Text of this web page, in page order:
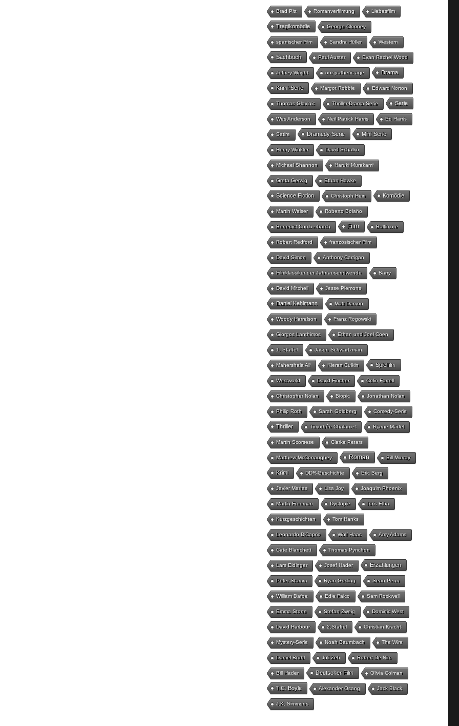
Brad Pitt Romanverfilmung Liebesfilm
Tragikomödie George Clooney
spanischer Film Sandra Hüller Western
Sachbuch Paul Auster Evan Rachel Wood
Jeffrey Wright our pathetic age Drama
Krimi-Serie Margot Robbie Edward Norton
Thomas Glavinic Thriller-Drama Serie Serie
Wes Anderson Neil Patrick Harris Ed Harris
Satire Dramedy-Serie Mini-Serie
Henry Winkler David Schalko
Michael Shannon Haruki Murakami
Greta Gerwig Ethan Hawke
Science Fiction Christoph Hein Komödie
Martin Walser Roberto Bolaño
Benedict Cumberbatch Film Baltimore
Robert Redford französischer Film
David Simon Anthony Carrigan
Filmklassiker der Jahrtausendwende Barry
David Mitchell Jesse Plemons
Daniel Kehlmann Matt Damon
Woody Harrelson Franz Rogowski
Giorgos Lanthimos Ethan und Joel Coen
1. Staffel Jason Schwartzman
Mahershala Ali Kieran Culkin Spielfilm
Westworld David Fincher Colin Farrell
Christopher Nolan Biopic Jonathan Nolan
Philip Roth Sarah Goldberg Comedy-Serie
Thriller Timothée Chalamet Bjarne Mädel
Martin Scorsese Clarke Peters
Matthew McConaughey Roman Bill Murray
Krimi DDR-Geschichte Eric Berg
Javier Marías Lisa Joy Joaquim Phoenix
Martin Freeman Dystopie Idris Elba
Kurzgeschichten Tom Hanks
Leonardo DiCaprio Wolf Haas Amy Adams
Cate Blanchett Thomas Pynchon
Lars Eidinger Josef Hader Erzählungen
Peter Stamm Ryan Gosling Sean Penn
William Dafoe Edie Falco Sam Rockwell
Emma Stone Stefan Zweig Dominic West
David Harbour 2.Staffel Christian Kracht
Mystery-Serie Noah Baumbach The Wire
Daniel Brühl Juli Zeh Robert De Niro
Bill Hader Deutscher Film Olivia Colman
T.C. Boyle Alexander Osang Jack Black
J.K. Simmons